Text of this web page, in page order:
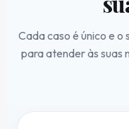
Cada caso é único e
para atender às suas